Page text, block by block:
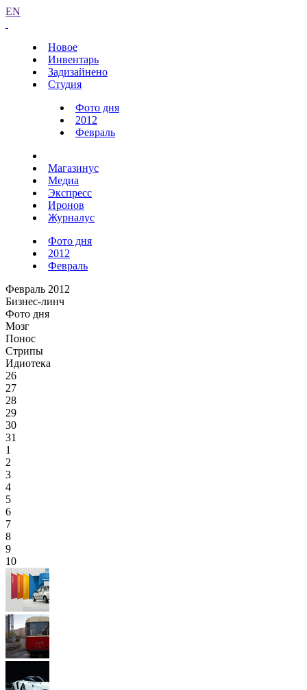
EN
Новое
Инвентарь
Задизайнено
Студия
Фото дня
2012
Февраль
Магазинус
Медиа
Экспресс
Иронов
Журналус
Фото дня
2012
Февраль
Февраль 2012
Бизнес-линч
Фото дня
Мозг
Понос
Стрипы
Идиотека
26
27
28
29
30
31
1
2
3
4
5
6
7
8
9
10